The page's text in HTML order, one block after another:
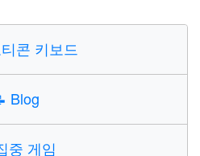
콘 키보드
Blog
중 게임